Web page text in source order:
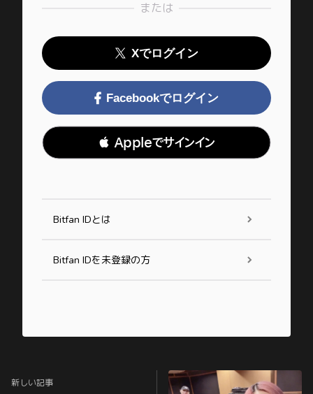
または
Xでログイン
Facebookでログイン
 Appleでサインイン
Bitfan IDとは
Bitfan IDを未登録の方
新しい記事